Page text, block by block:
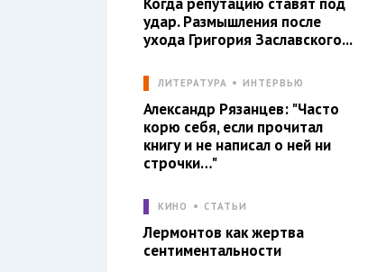
удар. Размышления после
ухода Григория Заславского...
ЛИТЕРАТУРА ИНТЕРВЬЮ
Александр Рязанцев: "Часто
корю себя, если прочитал
книгу и не написал о ней ни
строчки…"
КИНО СТАТЬИ
Лермонтов как жертва
сентиментальности